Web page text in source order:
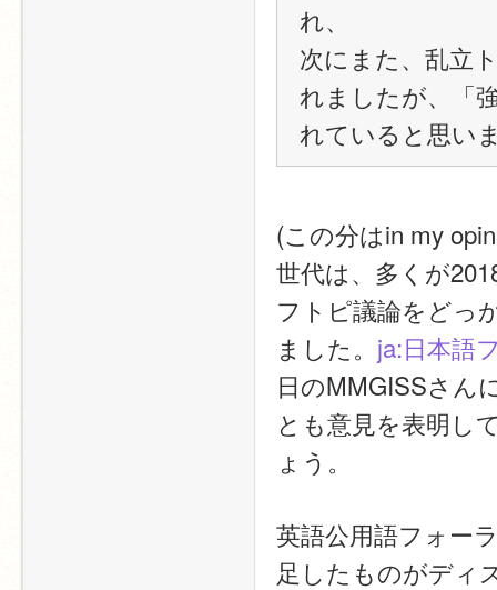
れ、
次にまた、乱立
れましたが、「
れていると思い
(この分はin my
世代は、多くが
フトピ議論をどっ
ました。 ja:日本語
日のMMGISSさん
とも意見を表明し
ょう。
英語公用語フォー
足したものがディ